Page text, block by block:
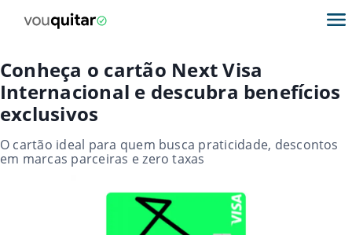
Conheça o cartão Next Visa
Internacional e descubra benefícios
exclusivos
O cartão ideal para quem busca praticidade, descontos
em marcas parceiras e zero taxas